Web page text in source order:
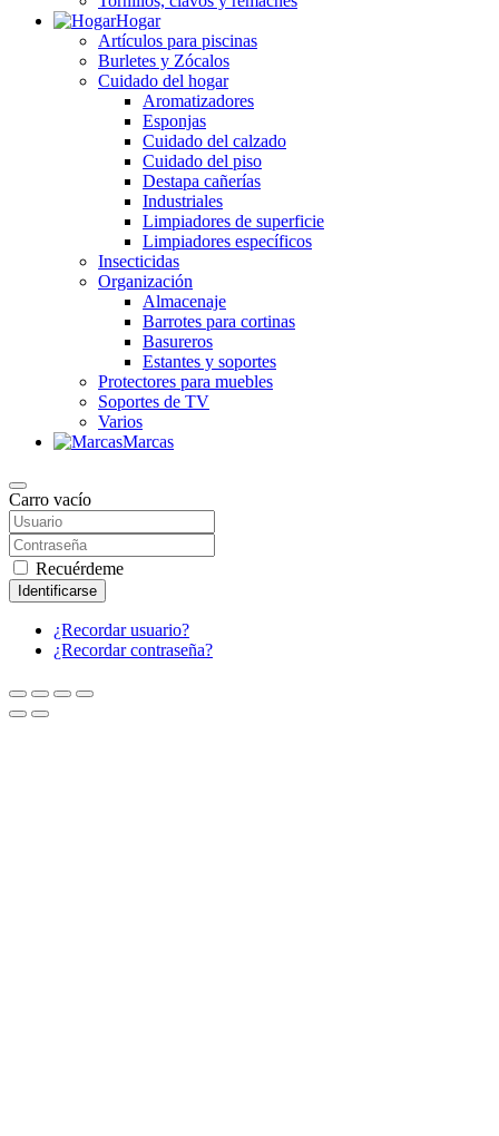
Hogar
Artículos para piscinas
Burletes y Zócalos
Cuidado del hogar
Aromatizadores
Esponjas
Cuidado del calzado
Cuidado del piso
Destapa cañerías
Industriales
Limpiadores de superficie
Limpiadores específicos
Insecticidas
Organización
Almacenaje
Barrotes para cortinas
Basureros
Estantes y soportes
Protectores para muebles
Soportes de TV
Varios
Marcas
Carro vacío
Recuérdeme
Identificarse
¿Recordar usuario?
¿Recordar contraseña?